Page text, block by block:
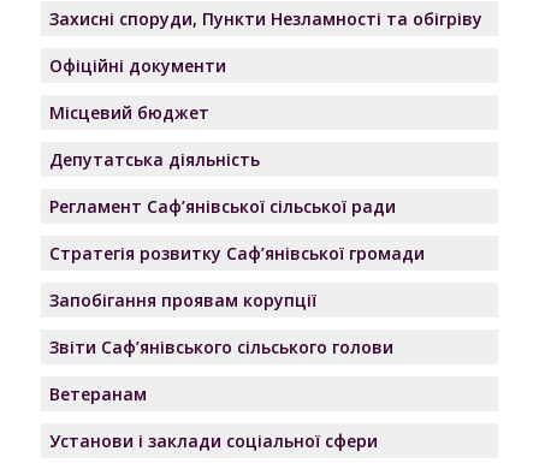
Захисні споруди, Пункти Незламності та обігріву
Офіційні документи
Місцевий бюджет
Депутатська діяльність
Регламент Саф’янівської сільської ради
Стратегія розвитку Саф’янівської громади
Запобігання проявам корупції
Звіти Саф’янівського сільського голови
Ветеранам
Установи і заклади соціальної сфери